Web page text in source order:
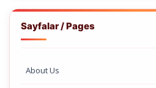
Sayfalar / Pages
About Us